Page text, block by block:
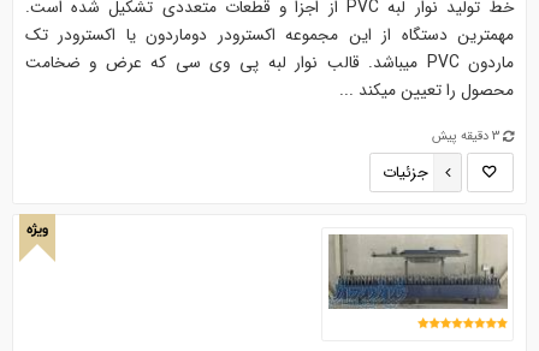
خط تولید نوار لبه PVC از اجزا و قطعات متعددی تشکیل شده است.
مهمترین دستگاه از این مجموعه اکسترودر دوماردون یا اکسترودر تک
ماردون PVC میباشد. قالب نوار لبه پی وی سی که عرض و ضخامت
محصول را تعیین میکند ...
3 دقیقه پیش
جزئیات
ویژه